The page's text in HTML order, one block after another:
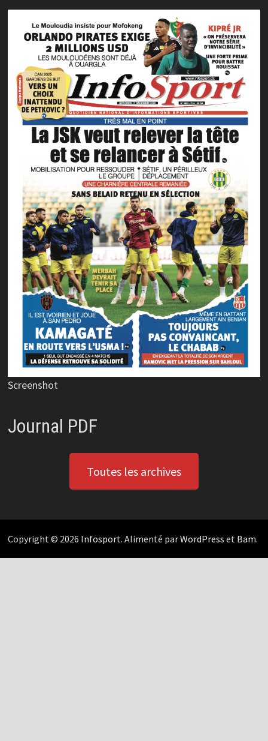
Screenshot
Journal PDF
Toutes les archives
Copyright © 2026 Infosport. Alimenté parWordPress et Bam.